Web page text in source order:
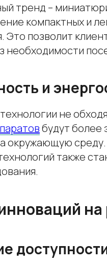
тренд –
компактных и
Это позволит
необходимости
и
не
будут более
окружающую
также
на